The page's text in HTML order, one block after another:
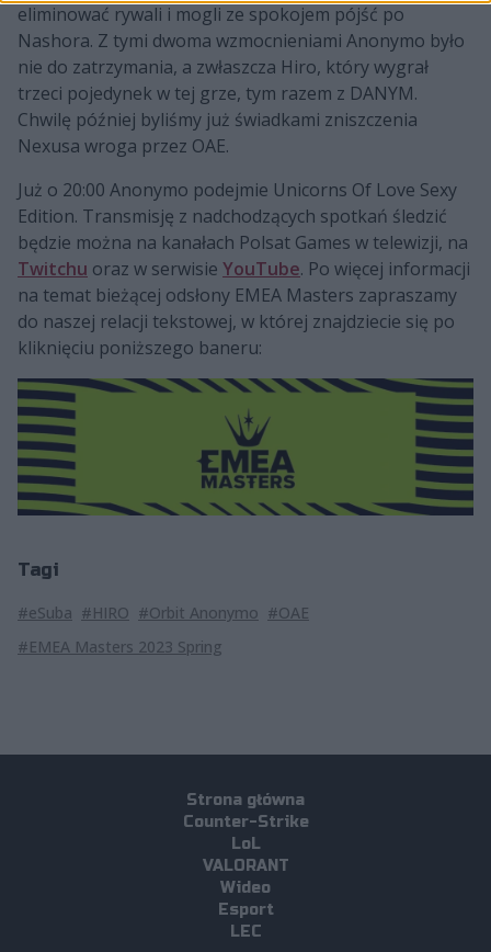
eliminować rywali i mogli ze spokojem pójść po
Nashora. Z tymi dwoma wzmocnieniami Anonymo było
nie do zatrzymania, a zwłaszcza Hiro, który wygrał
trzeci pojedynek w tej grze, tym razem z DANYM.
Chwilę później byliśmy już świadkami zniszczenia
Nexusa wroga przez OAE.
Już o 20:00 Anonymo podejmie Unicorns Of Love Sexy
Edition. Transmisję z nadchodzących spotkań śledzić
będzie można na kanałach Polsat Games w telewizji, na
Twitchu oraz w serwisie YouTube. Po więcej informacji
na temat bieżącej odsłony EMEA Masters zapraszamy
do naszej relacji tekstowej, w której znajdziecie się po
kliknięciu poniższego baneru:
Tagi
#eSuba #HIRO #Orbit Anonymo #OAE
#EMEA Masters 2023 Spring
Strona główna
Counter-Strike
LoL
VALORANT
Wideo
Esport
LEC